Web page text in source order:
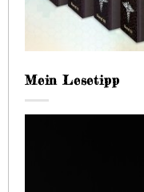
Mein Lesetipp